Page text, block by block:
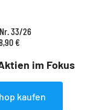
im Fokus
Nr. 33/26
€
kaufen